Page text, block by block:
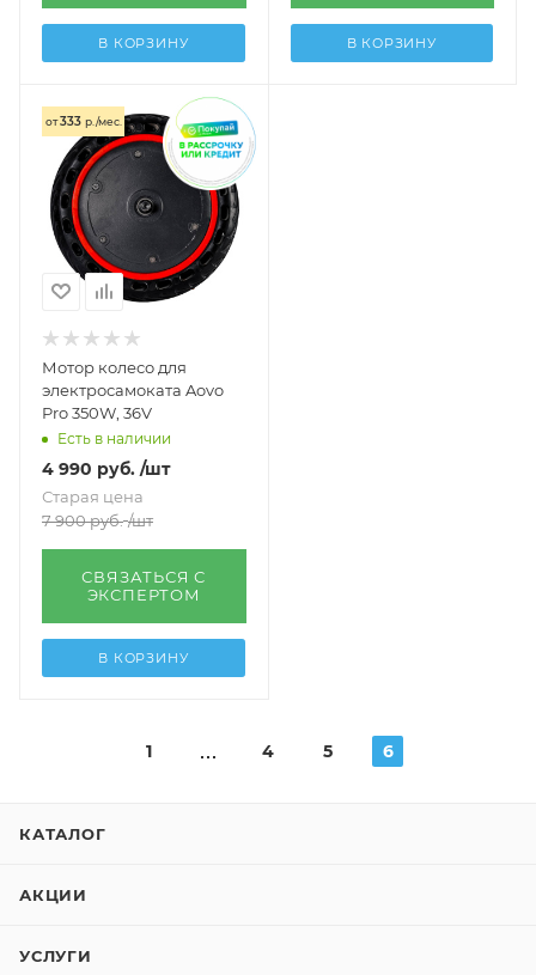
В КОРЗИНУ В КОРЗИНУ
от333 р./мес.
Мотор колесо для
электросамоката Aovo
Pro 350W, 36V
Есть в наличии
4 990 руб. /шт
Старая цена
7 900руб. /шт
СВЯЗАТЬСЯ С
ЭКСПЕРТОМ
В КОРЗИНУ
1 4 5 6
КАТАЛОГ
АКЦИИ
УСЛУГИ